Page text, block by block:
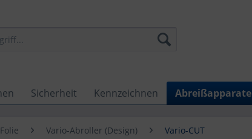
Sicherheit Kennzeichnen Abreißapparate
Vario-Abroller (Design) Vario-CUT